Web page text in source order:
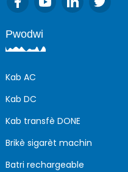
Pwodwi
Kab AC
Kab DC
Kab transfè DONE
Brikè sigarèt machin
Batri rechargeable